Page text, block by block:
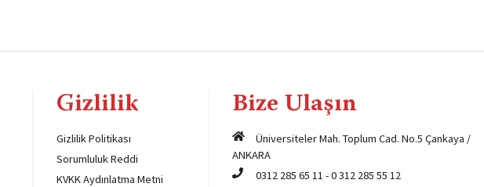
Gizlilik
Gizlilik Politikası
Sorumluluk Reddi
KVKK Aydınlatma Metni
Bize Ulaşın
Üniversiteler Mah. Toplum Cad. No.5 Çankaya /
ANKARA
0312 285 65 11 -0 312 285 55 12